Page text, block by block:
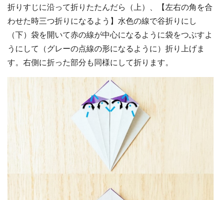
折りすじに沿って折りたたんだら（上）、【左右の角を合
わせた時三つ折りになるよう】水色の線で谷折りにし
（下）袋を開いて赤の線が中心になるように袋をつぶすよ
うにして（グレーの点線の形になるように）折り上げま
す。右側に折った部分も同様にして折ります。